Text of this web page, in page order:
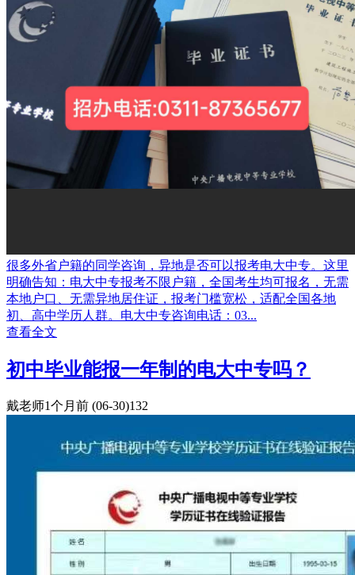
很多外省户籍的同学咨询，异地是否可以报考电大中专。这里
明确告知：电大中专报考不限户籍，全国考生均可报名，无需
本地户口、无需异地居住证，报考门槛宽松，适配全国各地
初、高中学历人群。电大中专咨询电话：03...
查看全文
初中毕业能报一年制的电大中专吗？
戴老师1个月前 (06-30)132